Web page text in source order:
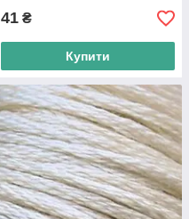
41 ₴
Купити